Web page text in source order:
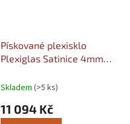
Pískované plexisklo
Plexiglas Satinice 4mm
Šířka: 2030, Délka: 3050
Skladem (>5 ks)
11 094 Kč